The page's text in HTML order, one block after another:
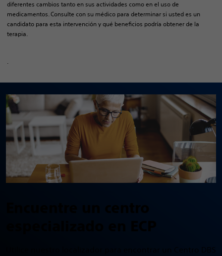
diferentes cambios tanto en sus actividades como en el uso de
medicamentos. Consulte con su médico para determinar si usted es un
candidato para esta intervención y qué beneficios podría obtener de la
terapia.
.